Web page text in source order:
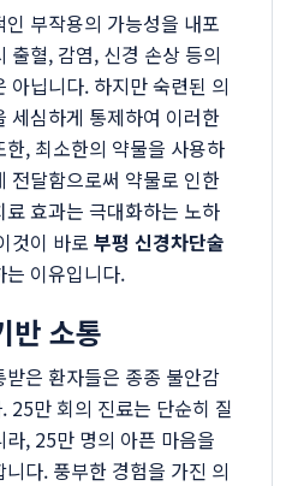
부작용의 가능성을 내포
출혈, 감염, 신경 손상 등의
아닙니다. 하지만 숙련된 의
세심하게 통제하여 이러한
, 최소한의 약물을 사용하
전달함으로써 약물로 인한
효과는 극대화하는 노하
것이 바로 부평 신경차단술
는 이유입니다.
반 소통
은 환자들은 종종 불안감
25만 회의 진료는 단순히 질
, 25만 명의 아픈 마음을
다. 풍부한 경험을 가진 의